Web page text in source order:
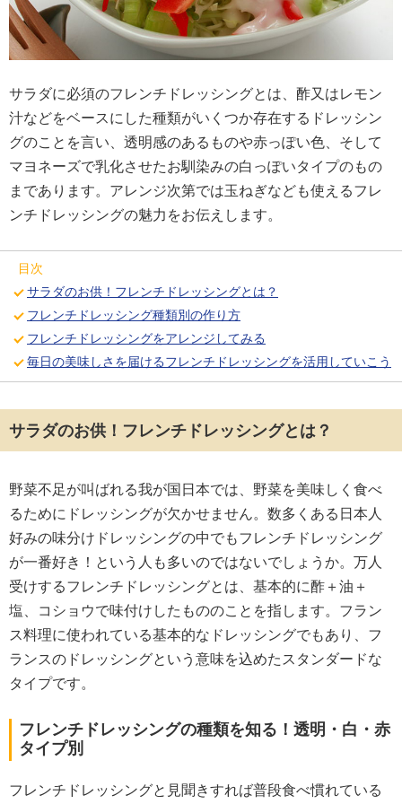
サラダに必須のフレンチドレッシングとは、酢又はレモン
汁などをベースにした種類がいくつか存在するドレッシン
グのことを言い、透明感のあるものや赤っぽい色、そして
マヨネーズで乳化させたお馴染みの白っぽいタイプのもの
まであります。アレンジ次第では玉ねぎなども使えるフレ
ンチドレッシングの魅力をお伝えします。
目次
サラダのお供！フレンチドレッシングとは？
フレンチドレッシング種類別の作り方
フレンチドレッシングをアレンジしてみる
毎日の美味しさを届けるフレンチドレッシングを活用していこう
サラダのお供！フレンチドレッシングとは？
野菜不足が叫ばれる我が国日本では、野菜を美味しく食べ
るためにドレッシングが欠かせません。数多くある日本人
好みの味分けドレッシングの中でもフレンチドレッシング
が一番好き！という人も多いのではないでしょうか。万人
受けするフレンチドレッシングとは、基本的に酢＋油＋
塩、コショウで味付けしたもののことを指します。フラン
ス料理に使われている基本的なドレッシングでもあり、フ
ランスのドレッシングという意味を込めたスタンダードな
タイプです。
フレンチドレッシングの種類を知る！透明・白・赤
タイプ別
フレンチドレッシングと見聞きすれば普段食べ慣れている